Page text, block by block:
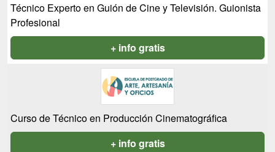
Técnico Experto en Guión de Cine y Televisión. Guionista
Profesional
+ info gratis
Curso de Técnico en Producción Cinematográfica
+ info gratis